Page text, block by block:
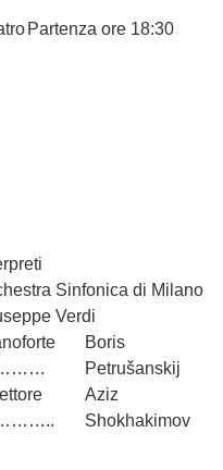
Partenza ore 18:30
Sinfonica di Milano
Verdi
Boris
Petrušanskij
Aziz
Shokhakimov